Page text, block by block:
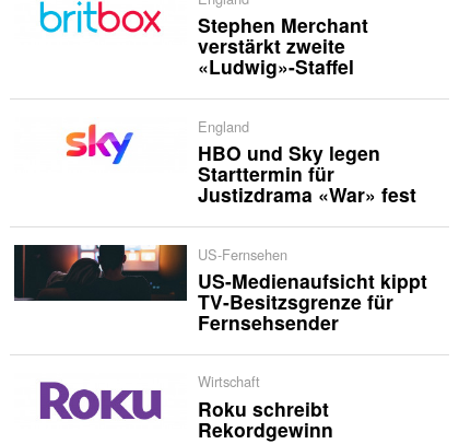
Stephen Merchant
verstärkt zweite
«Ludwig»-Staffel
England
HBO und Sky legen
Starttermin für
Justizdrama «War» fest
US-Fernsehen
US-Medienaufsicht kippt
TV-Besitzsgrenze für
Fernsehsender
Wirtschaft
Roku schreibt
Rekordgewinn